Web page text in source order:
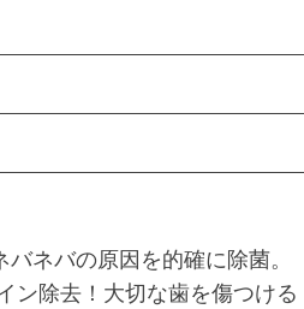
ネバの原因を的確に除菌。
ン除去！大切な歯を傷つける